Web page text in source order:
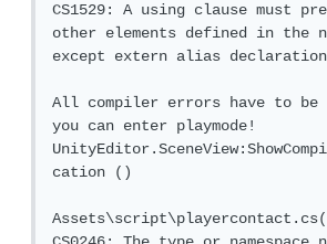
CS1529: A using clause must
other elements defined in the
except extern alias
All compiler errors have to be
you can enter playmode!
cation ()